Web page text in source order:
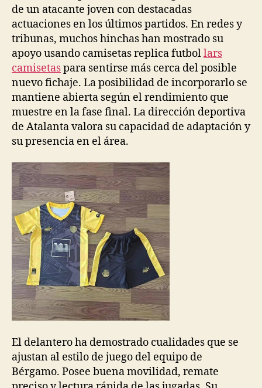
de un atacante joven con destacadas
actuaciones en los últimos partidos. En redes y
tribunas, muchos hinchas han mostrado su
apoyo usando camisetas replica futbollars
camisetaspara sentirse más cerca del posible
nuevo fichaje. La posibilidad de incorporarlo se
mantiene abierta según el rendimiento que
muestre en la fase final. La dirección deportiva
de Atalanta valora su capacidad de adaptación y
su presencia en el área.
El delantero ha demostrado cualidades que se
ajustan al estilo de juego del equipo de
Bérgamo. Posee buena movilidad, remate